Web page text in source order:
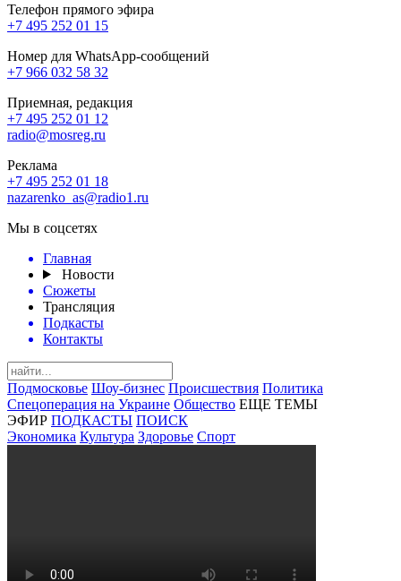
Телефон прямого эфира
+7 495 252 01 15
Номер для WhatsApp-сообщений
+7 966 032 58 32
Приемная, редакция
+7 495 252 01 12
radio@mosreg.ru
Реклама
+7 495 252 01 18
nazarenko_as@radio1.ru
Мы в соцсетях
Главная
Новости
Сюжеты
Трансляция
Подкасты
Контакты
Подмосковье Шоу-бизнес Происшествия Политика
Спецоперация на Украине Общество ЕЩЕ ТЕМЫ
ЭФИР ПОДКАСТЫ ПОИСК
Экономика Культура Здоровье Спорт